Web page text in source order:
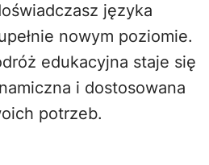
języka
nowym poziomie.
edukacyjna staje się
i dostosowana
potrzeb.